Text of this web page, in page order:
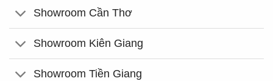
Showroom Cần Thơ
Showroom Kiên Giang
Showroom Tiền Giang